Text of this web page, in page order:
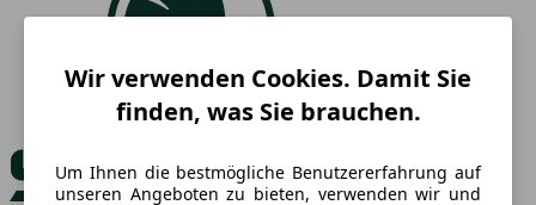
Wir verwenden Cookies. Damit Sie
finden, was Sie brauchen.
Um Ihnen die bestmögliche Benutzererfahrung auf
unseren Angeboten zu bieten, verwenden wir und